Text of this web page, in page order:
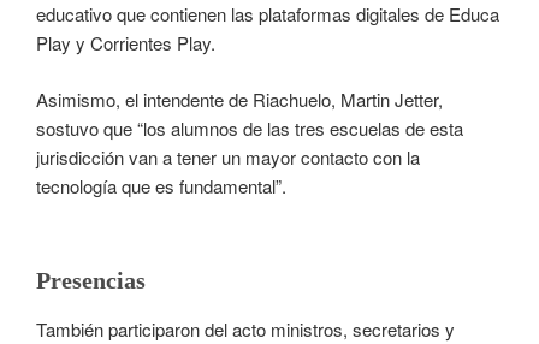
educativo que contienen las plataformas digitales de Educa
Play y Corrientes Play.
Asimismo, el intendente de Riachuelo, Martin Jetter,
sostuvo que “los alumnos de las tres escuelas de esta
jurisdicción van a tener un mayor contacto con la
tecnología que es fundamental”.
Presencias
También participaron del acto ministros, secretarios y